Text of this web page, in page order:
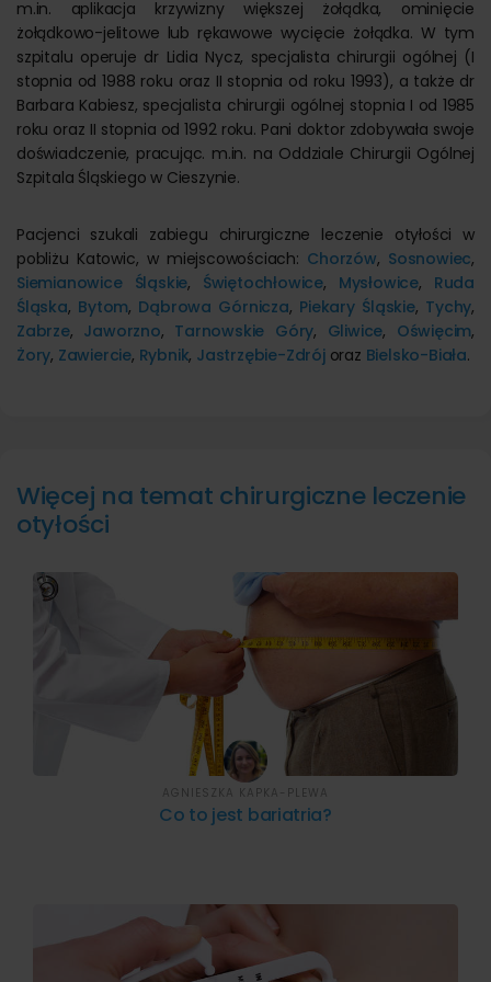
m.in. aplikacja krzywizny większej żołądka, ominięcie
żołądkowo-jelitowe lub rękawowe wycięcie żołądka. W tym
szpitalu operuje dr Lidia Nycz, specjalista chirurgii ogólnej (I
stopnia od 1988 roku oraz II stopnia od roku 1993), a także dr
Barbara Kabiesz, specjalista chirurgii ogólnej stopnia I od 1985
roku oraz II stopnia od 1992 roku. Pani doktor zdobywała swoje
doświadczenie, pracując. m.in. na Oddziale Chirurgii Ogólnej
Szpitala Śląskiego w Cieszynie.
Pacjenci szukali zabiegu chirurgiczne leczenie otyłości w
pobliżu Katowic, w miejscowościach: Chorzów, Sosnowiec,
Siemianowice Śląskie, Świętochłowice, Mysłowice, Ruda
Śląska, Bytom, Dąbrowa Górnicza, Piekary Śląskie, Tychy,
Zabrze, Jaworzno, Tarnowskie Góry, Gliwice, Oświęcim,
Żory, Zawiercie, Rybnik, Jastrzębie-Zdrójoraz Bielsko-Biała.
Więcej na temat chirurgiczne leczenie
otyłości
Co to jest bariatria?
AGNIESZKA KAPKA-PLEWA